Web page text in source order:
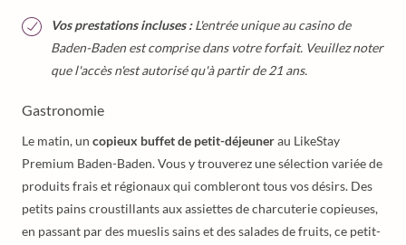
Vos prestations incluses :L'entrée unique au casino de
Baden-Baden est comprise dans votre forfait. Veuillez noter
que l'accès n'est autorisé qu'à partir de 21 ans.
Gastronomie
Le matin, un copieux buffet de petit-déjeunerau LikeStay
Premium Baden-Baden. Vous y trouverez une sélection variée de
produits frais et régionaux qui combleront tous vos désirs. Des
petits pains croustillants aux assiettes de charcuterie copieuses,
en passant par des mueslis sains et des salades de fruits, ce petit-